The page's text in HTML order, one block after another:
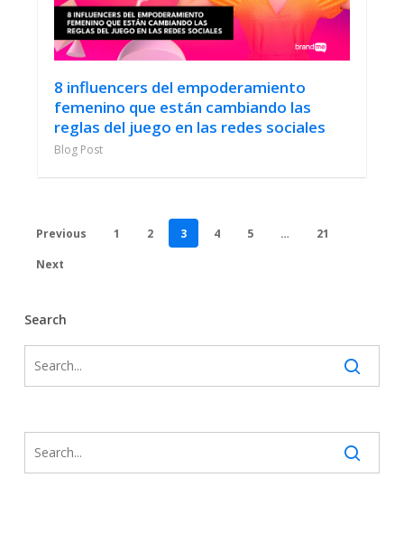
8 influencers del empoderamiento
femenino que están cambiando las
reglas del juego en las redes sociales
Blog Post
Previous 1 2 3 4 5 …
21
Next
Search